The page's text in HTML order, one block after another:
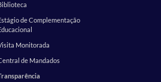
de Complementação
Monitorada
de Mandados